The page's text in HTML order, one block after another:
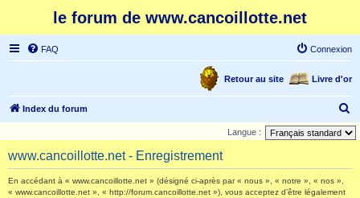
le forum de www.cancoillotte.net
FAQ Connexion
Livre d'or
Retour au site
Index du forum
e
Langue :
www.cancoillotte.net - Enregistrement
En accédant à « www.cancoillotte.net » (désigné ci-après par « nous », « notre », « nos »,
« www.cancoillotte.net », « http://forum.cancoillotte.net »), vous acceptez d’être légalement